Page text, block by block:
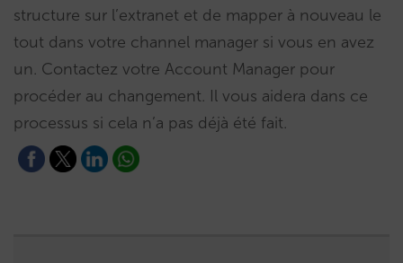
structure sur l’extranet et de mapper à nouveau le
tout dans votre channel manager si vous en avez
un. Contactez votre Account Manager pour
procéder au changement. Il vous aidera dans ce
processus si cela n’a pas déjà été fait.